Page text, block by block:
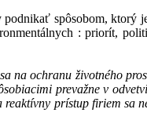
spôsobom, ktorý
: priorít,
na ochranu životného
prevažne v
prístup firiem sa